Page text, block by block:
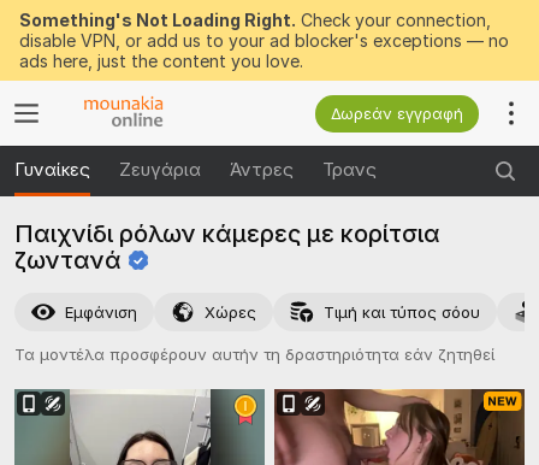
Something's Not Loading Right. Check your connection,
disable VPN, or add us to your ad blocker's exceptions — no
ads here, just the content you love.
Δωρεάν εγγραφή
Γυναίκες Ζευγάρια Άντρες Τρανς
Παιχνίδι ρόλων κάμερες με κορίτσια
ζωντανά
Εμφάνιση Χώρες Τιμή και τύπος σόου
Τα μοντέλα προσφέρουν αυτήν τη δραστηριότητα εάν ζητηθεί